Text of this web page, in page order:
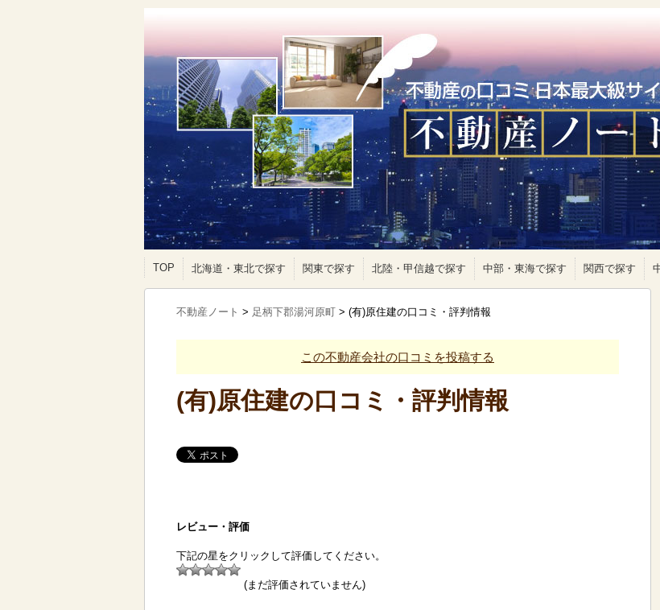
TOP 北海道・東北で探す 関東で探す 北陸・甲信越で探す 中部・東海で探す 関西で探す
不動産ノート > 足柄下郡湯河原町 > (有)原住建の口コミ・評判情報
この不動産会社の口コミを投稿する
(有)原住建の口コミ・評判情報
レビュー・評価
下記の星をクリックして評価してください。
(まだ評価されていません)